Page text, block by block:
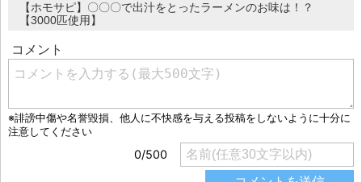
【ホモサピ】〇〇〇で出汁をとったラーメンのお味は！？
【3000匹使用】